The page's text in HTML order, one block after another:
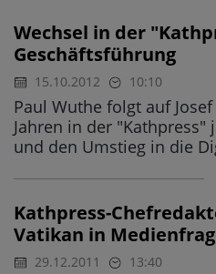
Wechsel in der
Geschäftsführung
15.10.2012 10:10
Paul Wuthe folgt auf
Jahren in der
und den Umstieg in die
Kathpress-
Vatikan in
29.12.2011 13:40